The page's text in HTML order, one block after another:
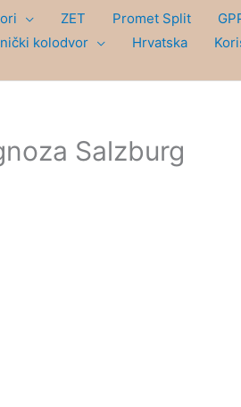
ZET Promet Split
kolodvor Hrvatska
Salzburg